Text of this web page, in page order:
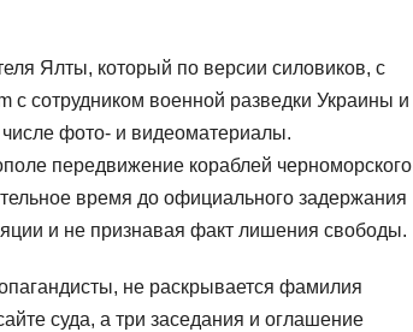
Ялты, который по версии силовиков, с
с сотрудником военной разведки Украины и
фото- и видеоматериалы.
передвижение кораблей черноморского
время до официального задержания
и не признавая факт лишения свободы.
не раскрывается фамилия
суда, а три заседания и оглашение